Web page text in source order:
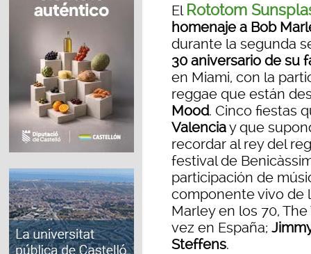
El Rototom
homenaje a Bob
durante la segunda
30 aniversario de su
en Miami, con la
reggae que están
Mood. Cinco fiestas
Valenciay que
recordar al rey del
festival de
participación de
componente vivo de
Marley en los 70,
vez en España;
Steffens.